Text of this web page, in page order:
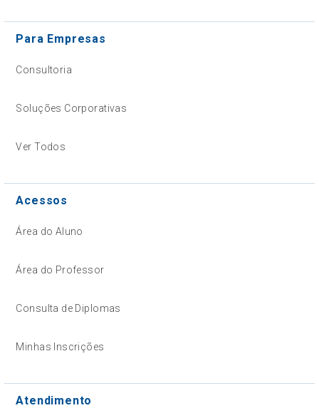
Para Empresas
Consultoria
Soluções Corporativas
Ver Todos
Acessos
Área do Aluno
Área do Professor
Consulta de Diplomas
Minhas Inscrições
Atendimento